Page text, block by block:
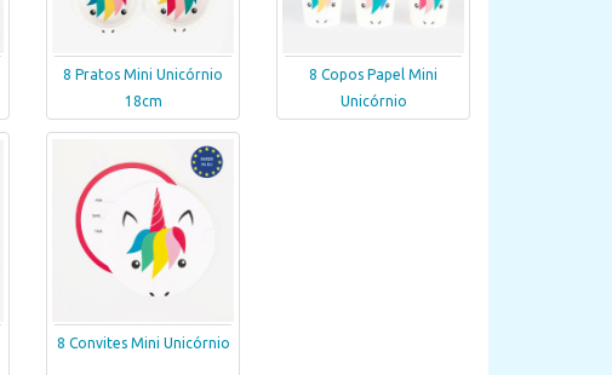
8 Pratos Mini Unicórnio
18cm
8 Copos Papel Mini
Unicórnio
8 Convites Mini Unicórnio